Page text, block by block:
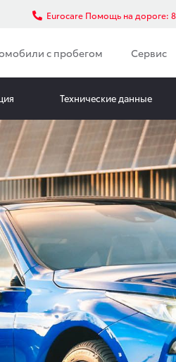
с пробегом Сервис
Eurocare Помощь на дороге: 8
Технические данные